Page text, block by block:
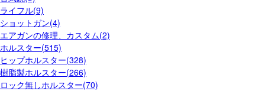
ライフル(9)
ショットガン(4)
エアガンの修理、カスタム(2)
ホルスター(515)
ヒップホルスター(328)
樹脂製ホルスター(266)
ロック無しホルスター(70)